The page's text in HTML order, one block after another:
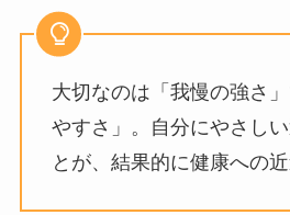
大切なのは「我慢の強さ
やすさ」。自分にやさし
とが、結果的に健康への近